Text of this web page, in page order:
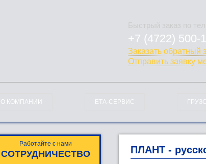
+7 (4722) 500-
778-128
Заказать обратный
Отправить заявку
О КОМПАНИИ ЕТА-СЕРВИС
Работайте с нами
СОТРУДНИЧЕСТВО ПЛАНТ -